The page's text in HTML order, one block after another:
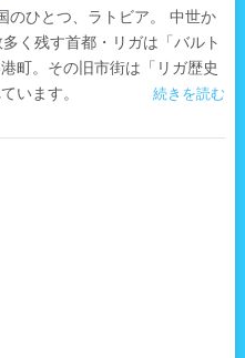
のひとつ、ラトビア。 中世か
く残す首都・リガは「バルト
町。その旧市街は「リガ歴史
います。
続きを読む